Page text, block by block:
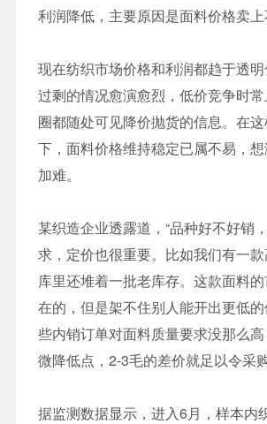
利润降低，主要原因是面料价格卖上
现在纺织市场价格和利润都趋于透
过剩的情况愈演愈烈，低价竞争时
圈都随处可见降价抛货的信息。在
下，面料价格维持稳定已属不易，
加难。
某织造企业透露道，“品种好不好销
求，定价也很重要。比如我们有一
库里还堆着一批老库存。这款面料
在的，但是架不住别人能开出更低
些内销订单对面料质量要求没那么
微降低点，2-3毛的差价就足以令采
据监测数据显示，进入6月，样本内